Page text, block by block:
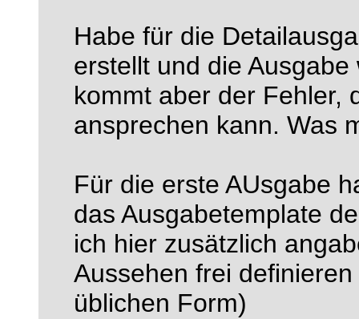
Habe für die
erstellt und die
kommt aber der Fehler,
ansprechen kann. Was
Für die erste AUsgabe
das Ausgabetemplate
ich hier zusätzlich
Aussehen frei
üblichen Form)